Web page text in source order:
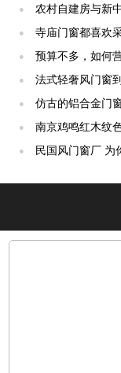
终生【冠墅阳光
●
农村自建房与新
阳光】
●
寺庙门窗都喜欢
吗？【冠墅阳光
●
预算不多，如何
阳光】
● 法式轻奢风门窗
●
仿古的铝合金门
【冠墅阳光】
●
南京鸡鸣红木纹
光】
●
民国风门窗厂 为你创造尊贵别致的空间【冠